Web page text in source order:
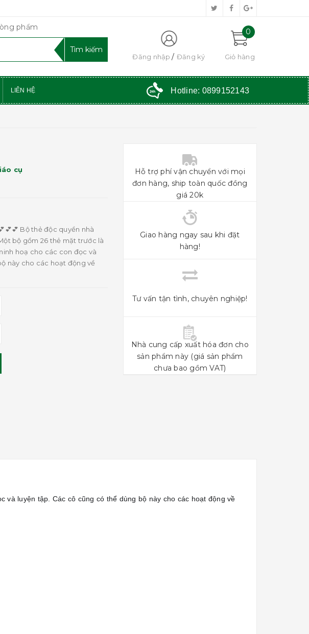
phẩm
Đăng nhập Đăng ký
0
Giỏ hàng
LIÊN HỆ Hotline: 0899152143
cụ
Bộ thẻ độc quyền nhà
bộ gồm 26 thẻ mặt trước là
hoạ cho các con đọc và
này cho các hoạt động về
Hỗ trợ phí vận chuyển với mọi
đơn hàng, ship toàn quốc đồng
giá 20k
Giao hàng ngay sau khi đặt
hàng!
Tư vấn tận tình, chuyên nghiệp!
Nhà cung cấp xuất hóa đơn cho
sản phẩm này (giá sản phẩm
chưa bao gồm VAT)
luyện tập. Các cô cũng có thể dùng bộ này cho các hoạt động về